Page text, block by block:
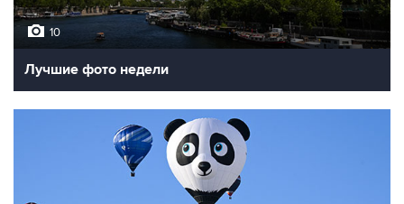
10
Лучшие фото недели